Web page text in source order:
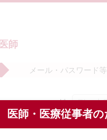
医師・医療従事者
医師
メール・ パスワード等
姓
※全角で入